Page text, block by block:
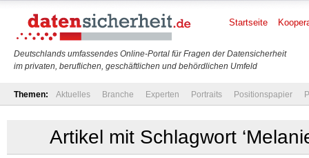
Deutschlands umfassendes Online-Portal für Fragen der Datensicherheit
im privaten, beruflichen, geschäftlichen und behördlichen Umfeld
Startseite
Themen: Aktuelles Branche Experten Portraits Positionspapier
Artikel mit Schlagwort